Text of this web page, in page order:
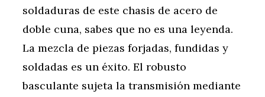
soldaduras de este chasis de acero de
doble cuna, sabes que no es una leyenda.
La mezcla de piezas forjadas, fundidas y
soldadas es un éxito. El robusto
basculante sujeta la transmisión mediante